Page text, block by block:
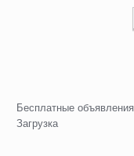
Бесплатные объявления
Загрузка